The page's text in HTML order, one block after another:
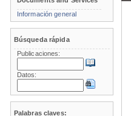
Información general
Búsqueda rápida
Publicaciones:
Datos:
Palabras claves: